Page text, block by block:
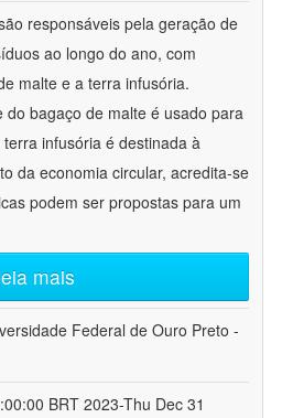
responsáveis pela geração de
ao longo do ano, com
malte e a terra infusória.
bagaço de malte é usado para
infusória é destinada à
da economia circular, acredita-se
podem ser propostas para um
mais
Federal de Ouro Preto -
BRT 2023-Thu Dec 31